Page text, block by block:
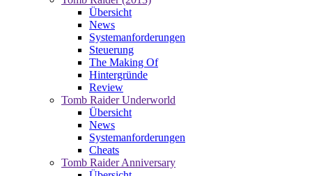
Übersicht
News
Systemanforderungen
Steuerung
The Making Of
Hintergründe
Review
Tomb Raider Underworld
Übersicht
News
Systemanforderungen
Cheats
Tomb Raider Anniversary